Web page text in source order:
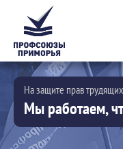
На защите прав
Мы работаем,